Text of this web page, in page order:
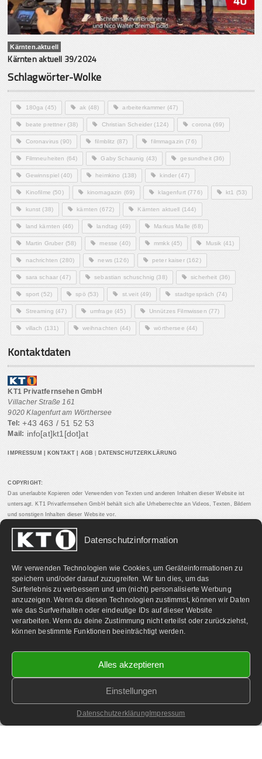
Datenschutzinformation
Wir verwenden Technologien wie Cookies, um Geräteinformationen zu
speichern und/oder darauf zuzugreifen. Wir tun dies, um das
Surferlebnis zu verbessern und um (nicht) personalisierte Werbung
anzuzeigen. Wenn du diesen Technologien zustimmst, können wir Daten
wie das Surfverhalten oder eindeutige IDs auf dieser Website
verarbeiten. Wenn du deine Zustimmung nicht erteilst oder zurückziehst,
können bestimmte Funktionen beeinträchtigt werden.
Alles akzeptieren
Einstellungen
Datenschutzerklärung Impressum
Kärnten.aktuell
Kärnten aktuell 39/2024
Schlagwörter-Wolke
180ga (45) ak (48) arbeiterkammer (47)
beate prettner(38) Christian Scheider (124) corona (69)
Coronavirus (90) filmblitz (87) filmmagazin (76)
Filmneuheiten (64) Gaby Schaunig (43) gesundheit(36)
Gewinnspiel (40) heimkino (138) kinder (47)
Kinofilme (50) kinomagazin (69) klagenfurt(776) kt1 (53)
kunst (38) kärnten (672) Kärnten aktuell (144)
land kärnten (46) landtag (49) Markus Malle (68)
Martin Gruber (58) messe (40) mmkk(45) Musik (41)
nachrichten (280) news(126) peter kaiser(162)
sara schaar (47) sebastian schuschnig (38) sicherheit (36)
sport (52) spö (53) st.veit(49) stadtgespräch (74)
Streaming (47) umfrage (45) Unnützes Filmwissen (77)
villach (131) weihnachten (44) wörthersee (44)
Kontaktdaten
KT1 Privatfernsehen GmbH
Villacher Straße 161
9020 Klagenfurt am Wörthersee
Tel: +43 463 / 51 52 53
Mail: info[at]kt1[dot]at
IMPRESSUM KONTAKT AGB DATENSCHUTZERKLÄRUNG
COPYRIGHT:
Das unerlaubte Kopieren oder Verwenden von Texten und anderen Inhalten dieser Website ist
untersagt. KT1 Privatfernsehen GmbH behält sich alle Urheberrechte an Videos, Texten, Bildern
und sonstigen Inhalten dieser Website vor.
PARTNERLINKS:
2026 KT1 Privatfernsehen - Alle Rechte vorbehalten.
Homepage & Webbetreuung DF-Media.at